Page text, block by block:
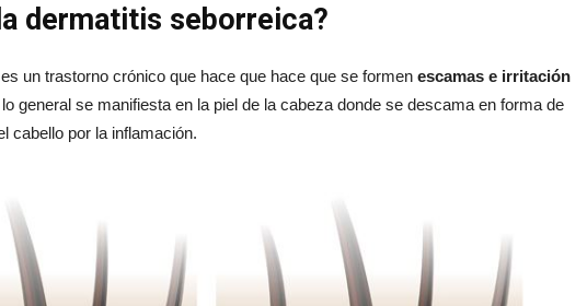
dermatitis seborreica?
un trastorno crónico que hace que hace que se formen escamas e irritación
general se manifiesta en la piel de la cabeza donde se descama en forma de
cabello por la inflamación.